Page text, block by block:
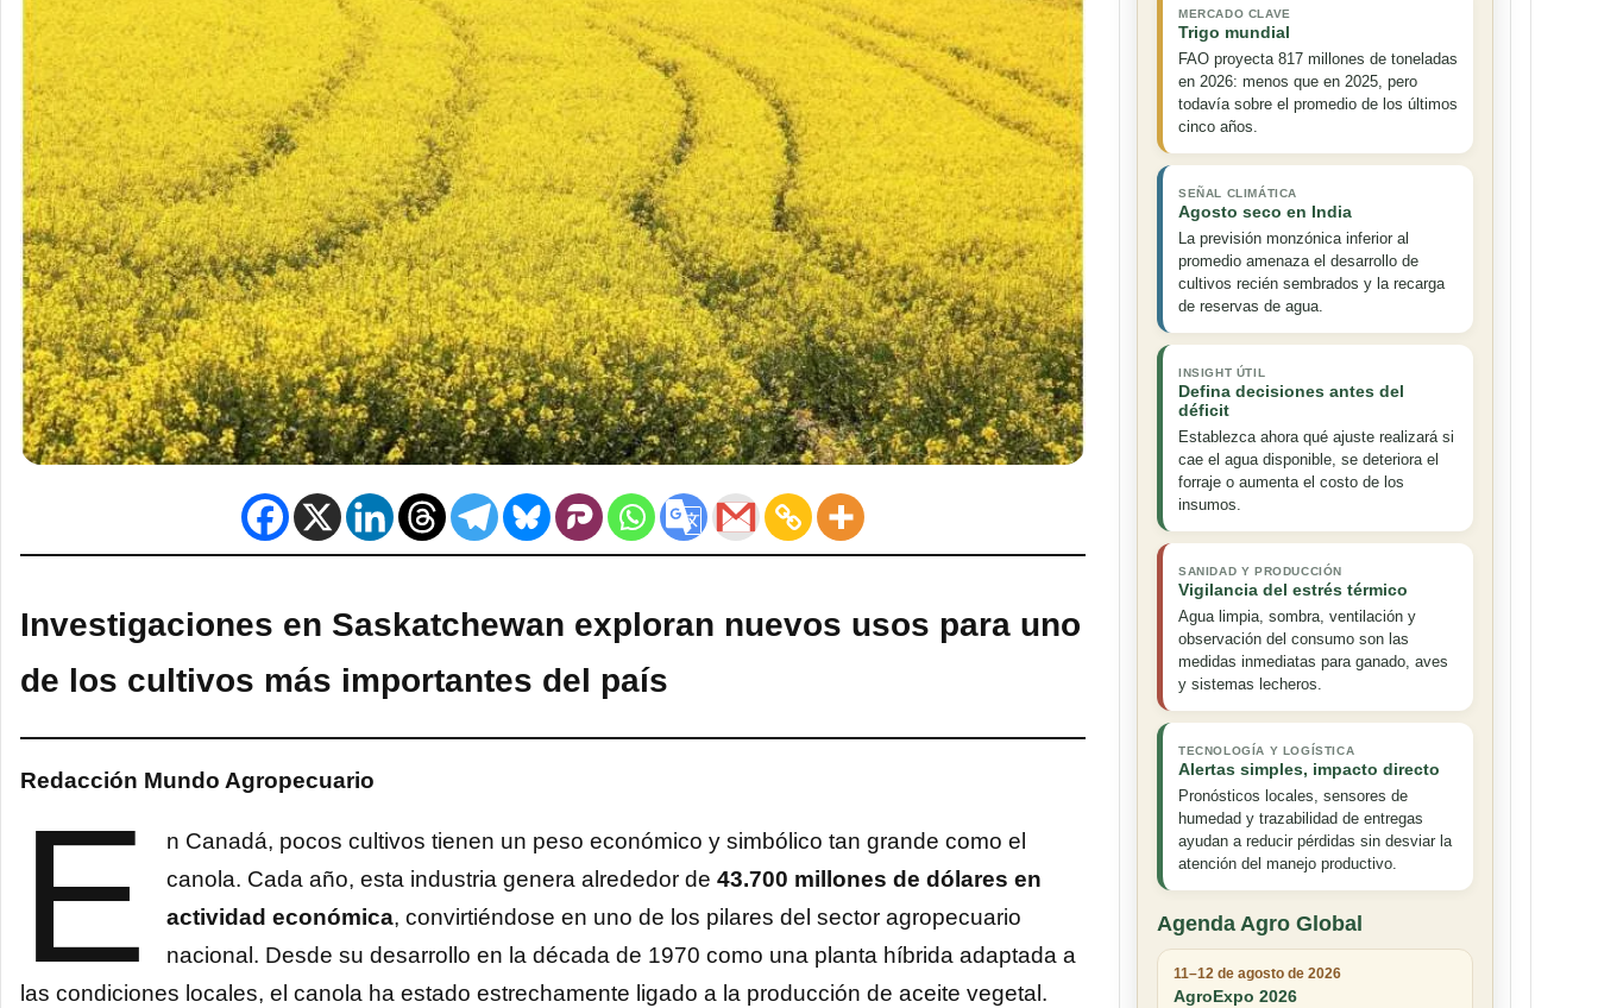
Investigaciones en Saskatchewan exploran nuevos usos para uno
de los cultivos más importantes del país
Redacción Mundo Agropecuario
E
n Canadá, pocos cultivos tienen un peso económico y simbólico tan grande como el
canola. Cada año, esta industria genera alrededor de 43.700 millones de dólares en
actividad económica, convirtiéndose en uno de los pilares del sector agropecuario
nacional. Desde su desarrollo en la década de 1970 como una planta híbrida adaptada a
las condiciones locales, el canola ha estado estrechamente ligado a la producción de aceite vegetal.
MERCADO CLAVE
Trigo mundial
FAO proyecta 817 millones de toneladas
en 2026: menos que en 2025, pero
todavía sobre el promedio de los últimos
cinco años.
SEÑAL CLIMÁTICA
Agosto seco en India
La previsión monzónica inferior al
promedio amenaza el desarrollo de
cultivos recién sembrados y la recarga
de reservas de agua.
INSIGHT ÚTIL
Defina decisiones antes del
déficit
Establezca ahora qué ajuste realizará si
cae el agua disponible, se deteriora el
forraje o aumenta el costo de los
insumos.
SANIDAD Y PRODUCCIÓN
Vigilancia del estrés térmico
Agua limpia, sombra, ventilación y
observación del consumo son las
medidas inmediatas para ganado, aves
y sistemas lecheros.
TECNOLOGÍA Y LOGÍSTICA
Alertas simples, impacto directo
Pronósticos locales, sensores de
humedad y trazabilidad de entregas
ayudan a reducir pérdidas sin desviar la
atención del manejo productivo.
Agenda Agro Global
11–12 de agosto de 2026
AgroExpo 2026